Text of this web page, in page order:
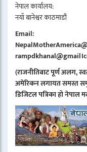
नेपाल कार्यालय:
नयाँ बानेश्वर काठमाडौं
Email:
(राजनीतिबाट पूर्ण अलग,
अमेरिकन लगायत समस्त
डिजिटल पत्रिका हो नेपाल